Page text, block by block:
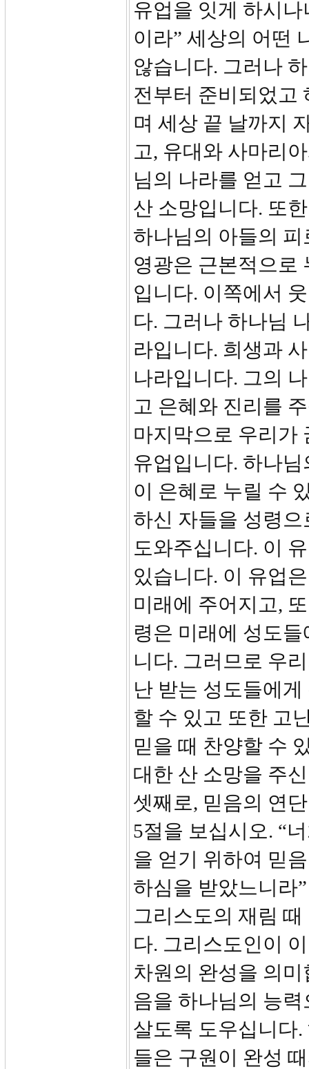
유업을 잇게 하시
이라” 세상의 어떤
않습니다. 그러나
전부터 준비되었고
며 세상 끝 날까지
고, 유대와 사마리
님의 나라를 얻고
산 소망입니다. 또
하나님의 아들의
영광은 근본적으로
입니다. 이쪽에서
다. 그러나 하나님
라입니다. 희생과
나라입니다. 그의
고 은혜와 진리를
마지막으로 우리가
유업입니다. 하나
이 은혜로 누릴 수
하신 자들을 성령
도와주십니다. 이
있습니다. 이 유업
미래에 주어지고,
령은 미래에 성도
니다. 그러므로 우
난 받는 성도들에
할 수 있고 또한 고
믿을 때 찬양할 수
대한 산 소망을 주
셋째로, 믿음의 연
5절을 보십시오. “
을 얻기 위하여 믿
하심을 받았느니라
그리스도의 재림
다. 그리스도인이
차원의 완성을 의
음을 하나님의 능
살도록 도우십니다
들은 구원이 완성